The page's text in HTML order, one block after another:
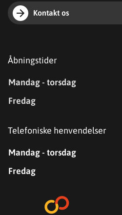
Åbningstider
Mandag - torsdag
Fredag
Telefoniske henvendelser
Mandag - torsdag
Fredag
Kontakt os